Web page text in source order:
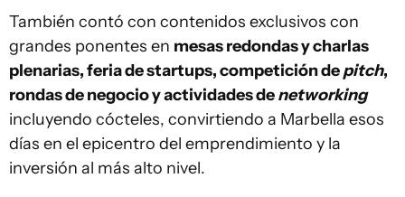
También contó con contenidos exclusivos con
grandes ponentes en mesas redondas y charlas
plenarias, feria de startups, competición depitch,
rondas de negocio y actividades denetworking
incluyendo cócteles, convirtiendo a Marbella esos
días en el epicentro del emprendimiento y la
inversión al más alto nivel.